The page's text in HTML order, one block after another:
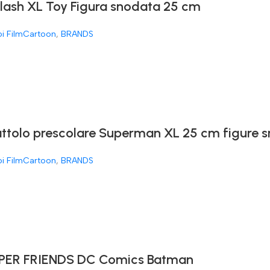
XL Toy Figura snodata 25 cm
FilmCartoon, BRANDS
prescolare Superman XL 25 cm figure
FilmCartoon, BRANDS
FRIENDS DC Comics Batman